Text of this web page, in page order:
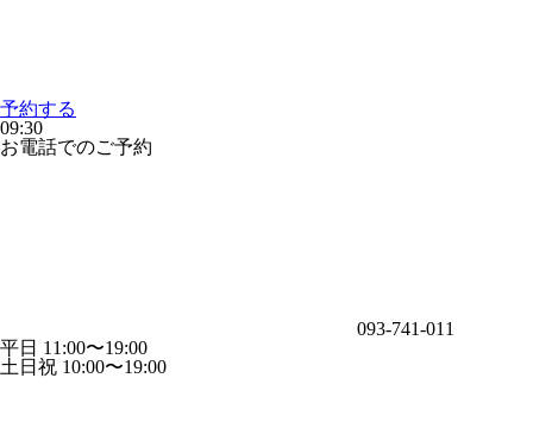
予約する
09:30
お電話でのご予約
093-741-011
平日 11:00〜19:00
土日祝 10:00〜19:00